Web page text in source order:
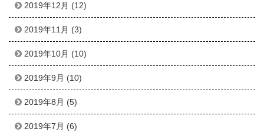
2019年12月 (12)
2019年11月 (3)
2019年10月 (10)
2019年9月 (10)
2019年8月 (5)
2019年7月 (6)